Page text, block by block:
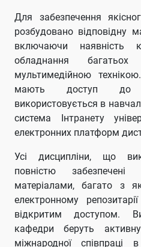
Для забезпечення
розбудовано відповідну
включаючи наявність
обладнання багатьох
мультимедійною
мають доступ до
використовується в
система Інтранету
електронних платформ
Усі дисципліни, що
повністю забезпечені
матеріалами, багато з
електронному
відкритим доступом.
кафедри беруть
міжнародної співпраці